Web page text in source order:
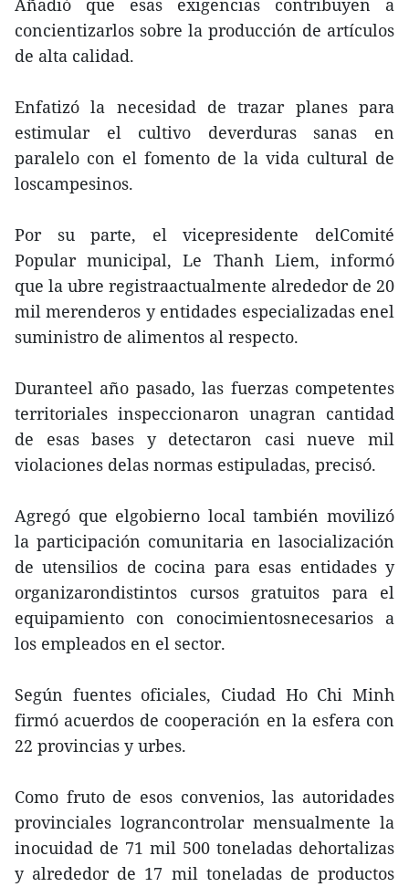
Añadió que esas exigencias contribuyen a
concientizarlos sobre la producción de artículos
de alta calidad.
Enfatizó la necesidad de trazar planes para
estimular el cultivo deverduras sanas en
paralelo con el fomento de la vida cultural de
loscampesinos.
Por su parte, el vicepresidente delComité
Popular municipal, Le Thanh Liem, informó
que la ubre registraactualmente alrededor de 20
mil merenderos y entidades especializadas enel
suministro de alimentos al respecto.
Duranteel año pasado, las fuerzas competentes
territoriales inspeccionaron unagran cantidad
de esas bases y detectaron casi nueve mil
violaciones delas normas estipuladas, precisó.
Agregó que elgobierno local también movilizó
la participación comunitaria en lasocialización
de utensilios de cocina para esas entidades y
organizarondistintos cursos gratuitos para el
equipamiento con conocimientosnecesarios a
los empleados en el sector.
Según fuentes oficiales, Ciudad Ho Chi Minh
firmó acuerdos de cooperación en la esfera con
22 provincias y urbes.
Como fruto de esos convenios, las autoridades
provinciales lograncontrolar mensualmente la
inocuidad de 71 mil 500 toneladas dehortalizas
y alrededor de 17 mil toneladas de productos